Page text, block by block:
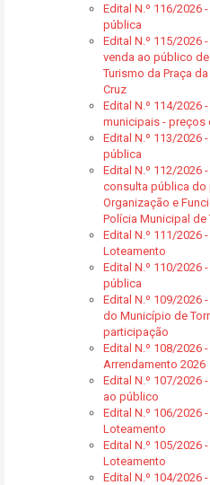
Edital N.º 116/2026
pública
Edital N.º 115/2026
venda ao público
Turismo da Praça
Cruz
Edital N.º 114/2026
municipais - preços
Edital N.º 113/2026
pública
Edital N.º 112/2026
consulta pública do
Organização e
Polícia Municipal de
Edital N.º 111/2026
Loteamento
Edital N.º 110/2026
pública
Edital N.º 109/2026
do Município de
participação
Edital N.º 108/2026
Arrendamento 2026
Edital N.º 107/2026
ao público
Edital N.º 106/2026
Loteamento
Edital N.º 105/2026
Loteamento
Edital N.º 104/2026